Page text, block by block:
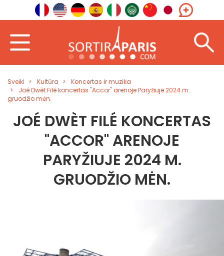
Sveiki Kultūra
Koncertas ir muzika
Joé Dwèt Filé koncertas "Accor" arenoje Paryžiuje 2024 m.
gruodžio mėn.
JOÉ DWÈT FILÉ KONCERTAS
"ACCOR" ARENOJE
PARYŽIUJE 2024 M.
GRUODŽIO MĖN.